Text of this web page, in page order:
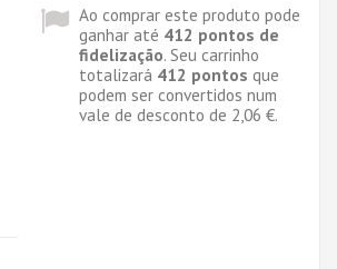
Ao comprar este produto pode
ganhar até 412 pontos de
fidelização. Seu carrinho
totalizará 412 pontos que
podem ser convertidos num
vale de desconto de 2,06 €.